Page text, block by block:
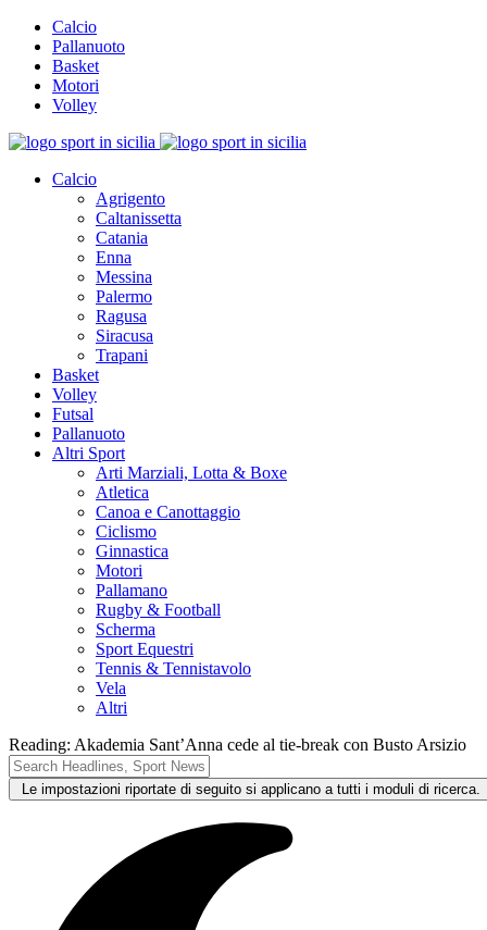
Calcio
Pallanuoto
Basket
Motori
Volley
Calcio
Agrigento
Caltanissetta
Catania
Enna
Messina
Palermo
Ragusa
Siracusa
Trapani
Basket
Volley
Futsal
Pallanuoto
Altri Sport
Arti Marziali, Lotta & Boxe
Atletica
Canoa e Canottaggio
Ciclismo
Ginnastica
Motori
Pallamano
Rugby & Football
Scherma
Sport Equestri
Tennis & Tennistavolo
Vela
Altri
Reading: Akademia Sant’Anna cede al tie-break con Busto Arsizio